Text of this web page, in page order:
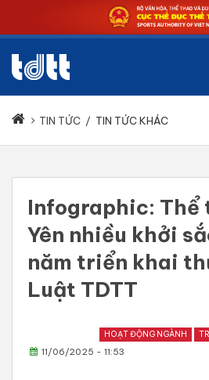
TIN TỨC / TIN TỨC KHÁC
Infographic: Thể
Yên nhiều khởi
năm triển khai
Luật TDTT
HOẠT ĐỘNG NGÀNH
11/06/2025 - 11:53